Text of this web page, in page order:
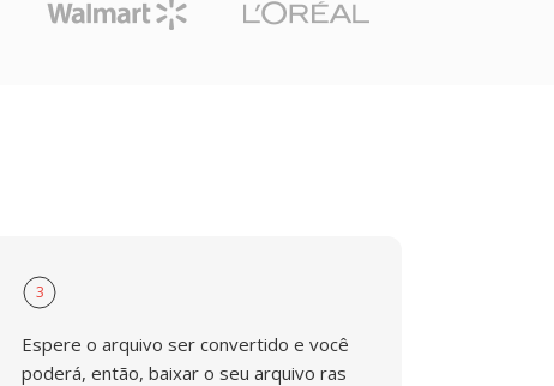
3
Espere o arquivo ser convertido e você
poderá, então, baixar o seu arquivo ras